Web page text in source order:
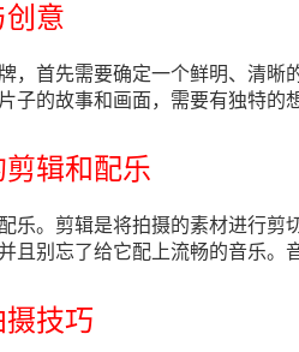
意
，首先需要确定一个鲜明、清
子的故事和画面，需要有独特的
辑和配乐
乐。剪辑是将拍摄的素材进行
且别忘了给它配上流畅的音乐。
技巧